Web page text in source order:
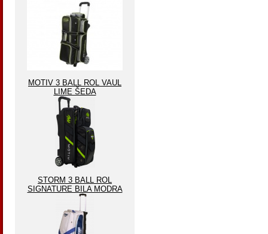
MOTIV 3 BALL ROL VAUL
LIME ŠEDA
STORM 3 BALL ROL
SIGNATURE BILA MODRA